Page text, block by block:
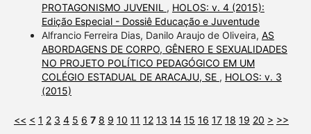
PROTAGONISMO JUVENIL , HOLOS: v. 4 (2015):
Edição Especial - Dossiê Educação e Juventude
Alfrancio Ferreira Dias, Danilo Araujo de Oliveira, AS
ABORDAGENS DE CORPO, GÊNERO E SEXUALIDADES
NO PROJETO POLÍTICO PEDAGÓGICO EM UM
COLÉGIO ESTADUAL DE ARACAJU, SE , HOLOS: v. 3
(2015)
<< < 1 2 3 4 5 6 7 8 9 10 11 12 13 14 15 16 17 18 19 20 > >>